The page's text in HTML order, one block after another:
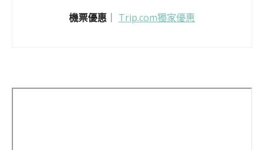
機票優惠
Trip.com獨家優惠